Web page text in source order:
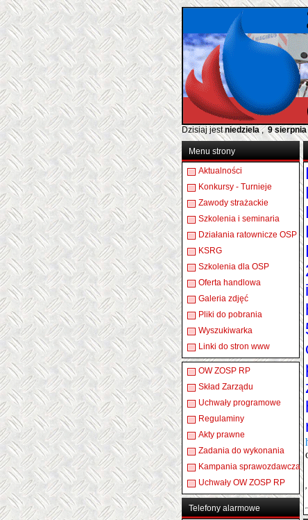
Dzisiaj jestniedziela, 9 sierpnia
Menu strony
Aktualności
Konkursy - Turnieje
Zawody strażackie
Szkolenia i seminaria
Działania ratownicze OSP
KSRG
Szkolenia dla OSP
Oferta handlowa
Galeria zdjęć
Pliki do pobrania
Wyszukiwarka
Linki do stron www
OW ZOSP RP
Skład Zarządu
Uchwały programowe
Regulaminy
Akty prawne
Zadania do wykonania
Kampania sprawozdawcza
Uchwały OW ZOSP RP
Telefony alarmowe